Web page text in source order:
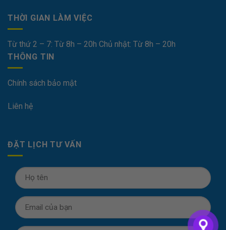
THỜI GIAN LÀM VIỆC
Từ thứ 2 – 7: Từ 8h – 20h Chủ nhật: Từ 8h – 20h
THÔNG TIN
Chính sách bảo mật
Liên hệ
ĐẶT LỊCH TƯ VẤN